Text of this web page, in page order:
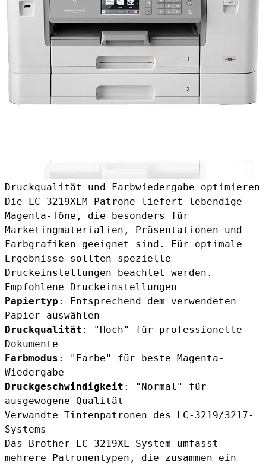
Druckqualität und Farbwiedergabe optimieren
Die LC-3219XLM Patrone liefert lebendige
Magenta-Töne, die besonders für
Marketingmaterialien, Präsentationen und
Farbgrafiken geeignet sind. Für optimale
Ergebnisse sollten spezielle
Druckeinstellungen beachtet werden.
Empfohlene Druckeinstellungen
Papiertyp : Entsprechend dem verwendeten
Papier auswählen
Druckqualität : "Hoch" für professionelle
Dokumente
Farbmodus : "Farbe" für beste Magenta-
Wiedergabe
Druckgeschwindigkeit : "Normal" für
ausgewogene Qualität
Verwandte Tintenpatronen des LC-3219/3217-
Systems
Das Brother LC-3219XL System umfasst
mehrere Patronentypen, die zusammen ein